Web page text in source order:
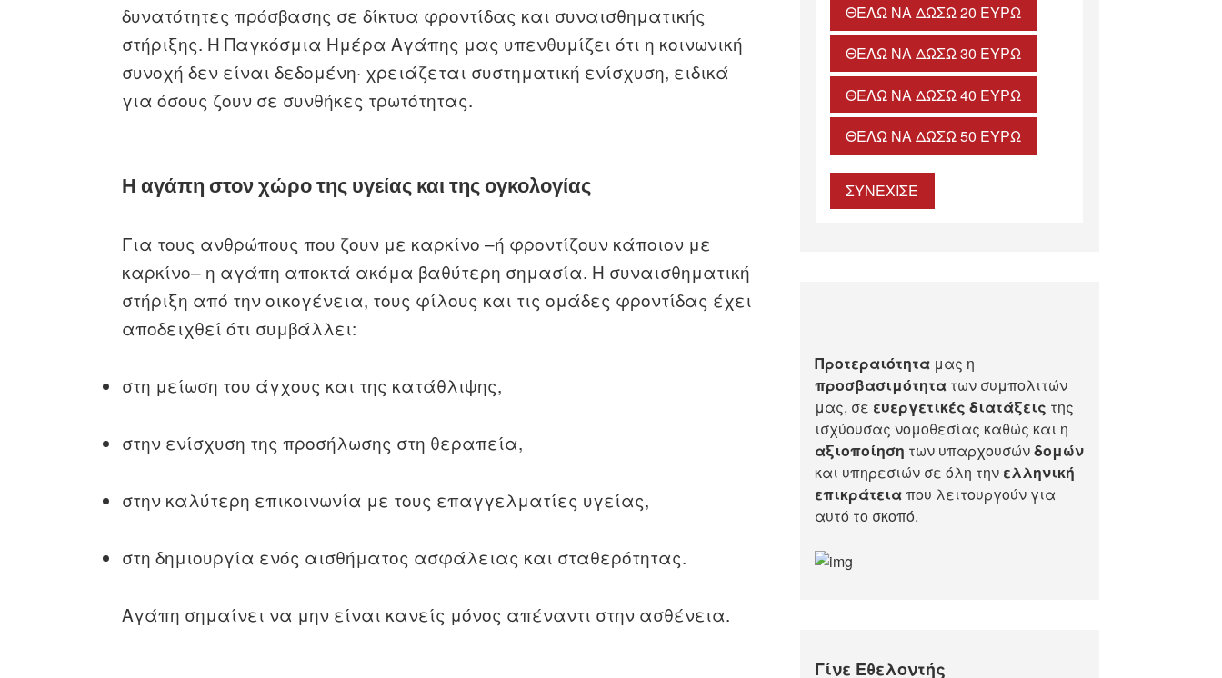
δυνατότητες πρόσβασης σε δίκτυα φροντίδας και συναισθηματικής
στήριξης. Η Παγκόσμια Ημέρα Αγάπης μας υπενθυμίζει ότι η κοινωνική
συνοχή δεν είναι δεδομένη· χρειάζεται συστηματική ενίσχυση, ειδικά
για όσους ζουν σε συνθήκες τρωτότητας.
Η αγάπη στον χώρο της υγείας και της ογκολογίας
Για τους ανθρώπους που ζουν με καρκίνο –ή φροντίζουν κάποιον με
καρκίνο– η αγάπη αποκτά ακόμα βαθύτερη σημασία. Η συναισθηματική
στήριξη από την οικογένεια, τους φίλους και τις ομάδες φροντίδας έχει
αποδειχθεί ότι συμβάλλει:
στη μείωση του άγχους και της κατάθλιψης,
στην ενίσχυση της προσήλωσης στη θεραπεία,
στην καλύτερη επικοινωνία με τους επαγγελματίες υγείας,
στη δημιουργία ενός αισθήματος ασφάλειας και σταθερότητας.
Αγάπη σημαίνει να μην είναι κανείς μόνος απέναντι στην ασθένεια.
ΘΈΛΩ ΝΑ ΔΏΣΩ 20 ΕΥΡΏ
ΘΈΛΩ ΝΑ ΔΏΣΩ 30 ΕΥΡΏ
ΘΈΛΩ ΝΑ ΔΏΣΩ 40 ΕΥΡΏ
ΘΈΛΩ ΝΑ ΔΏΣΩ 50 ΕΥΡΏ
ΣΥΝΕΧΙΣΕ
Προτεραιότητα μας η
προσβασιμότητα των συμπολιτών
μας, σε ευεργετικές διατάξεις της
ισχύουσας νομοθεσίας καθώς και η
αξιοποίηση των υπαρχουσώνδομών
και υπηρεσιών σε όλη την ελληνική
επικράτειαπου λειτουργούν για
αυτό το σκοπό.​
Γίνε Εθελοντής